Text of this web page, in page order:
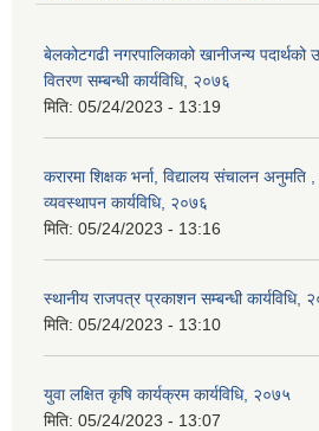
बेलकोटगढी नगरपालिकाको खानीजन्य
वितरण सम्बन्धी कार्यविधि, २०७६
मिति: 05/24/2023 - 13:19
करारमा शिक्षक भर्ना, विद्यालय संचालन अनुमति
व्यवस्थापन कार्यविधि, २०७६
मिति: 05/24/2023 - 13:16
स्थानीय राजपत्र प्रकाशन सम्बन्धी कार्यविधि,
मिति: 05/24/2023 - 13:10
युवा लक्षित कृषि कार्यक्रम कार्यविधि, २०७५
मिति: 05/24/2023 - 13:07